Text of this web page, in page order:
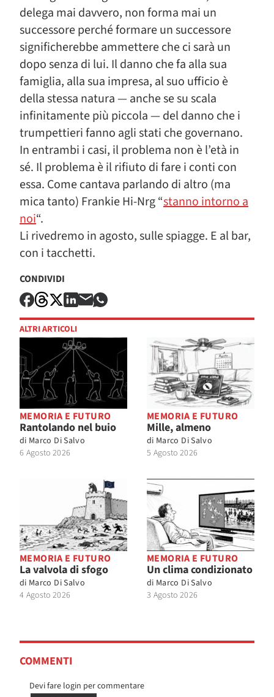
delega mai davvero, non forma mai un
successore perché formare un successore
significherebbe ammettere che ci sarà un
dopo senza di lui. Il danno che fa alla sua
famiglia, alla sua impresa, al suo ufficio è
della stessa natura — anche se su scala
infinitamente più piccola — del danno che i
trumpettieri fanno agli stati che governano.
In entrambi i casi, il problema non è l’età in
sé. Il problema è il rifiuto di fare i conti con
essa. Come cantava parlando di altro (ma
mica tanto) Frankie Hi-Nrg “stanno intorno a
noi“.
Li rivedremo in agosto, sulle spiagge. E al bar,
con i tacchetti.
CONDIVIDI
ALTRI ARTICOLI
MEMORIA E FUTURO
Rantolando nel buio
di Marco Di Salvo
6 Agosto 2026
MEMORIA E FUTURO
Mille, almeno
di Marco Di Salvo
5 Agosto 2026
MEMORIA E FUTURO
La valvola di sfogo
di Marco Di Salvo
4 Agosto 2026
MEMORIA E FUTURO
Un clima condizionato
di Marco Di Salvo
3 Agosto 2026
COMMENTI
Devi fare login per commentare